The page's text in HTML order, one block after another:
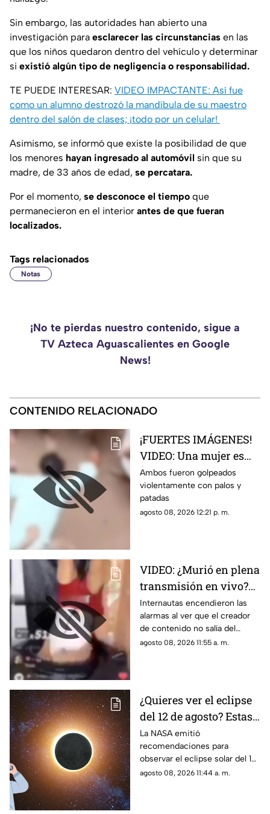
Sin embargo, las autoridades han abierto una
investigación para esclarecer las circunstancias en las
que los niños quedaron dentro del vehículo y determinar
si existió algún tipo de negligencia o responsabilidad.
TE PUEDE INTERESAR: VIDEO IMPACTANTE: Así fue
como un alumno destrozó la mandíbula de su maestro
dentro del salón de clases; ¡todo por un celular!
Asimismo, se informó que existe la posibilidad de que
los menores hayan ingresado al automóvil sin que su
madre, de 33 años de edad, se percatara.
Por el momento, se desconoce el tiempo que
permanecieron en el interior antes de que fueran
localizados.
Tags relacionados
Notas
¡No te pierdas nuestro contenido, sigue a
TV Azteca Aguascalientes en Google
News!
CONTENIDO RELACIONADO
¡FUERTES IMÁGENES!
VIDEO: Una mujer es
sorprendida con su
amante por la familia
de su esposo y
decidieron castigarlos
Ambos fueron golpeados
violentamente con palos y
patadas
agosto 08, 2026 12:21 p. m.
VIDEO: ¿Murió en plena
transmisión en vivo?
Influencer realiza
peligrosa hazaña
dentro de un tanque de
agua
Internautas encendieron las
alarmas al ver que el creador
de contenido no salía del
tanque de agua
agosto 08, 2026 11:55 a. m.
¿Quieres ver el eclipse
del 12 de agosto? Estas
son las
recomendaciones
dadas por la NASA
La NASA emitió
recomendaciones para
observar el eclipse solar del 12
de agosto de 2026 sin poner
agosto 08, 2026 11:44 a. m.